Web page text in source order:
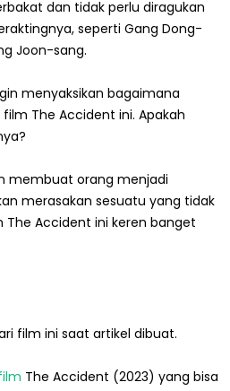
dan tidak perlu diragukan
seperti Gang Dong-
Joon-sang.
menyaksikan bagaimana
The Accident ini. Apakah
membuat orang menjadi
merasakan sesuatu yang tidak
The Accident ini keren banget
film ini saat artikel dibuat.
The Accident (2023) yang bisa